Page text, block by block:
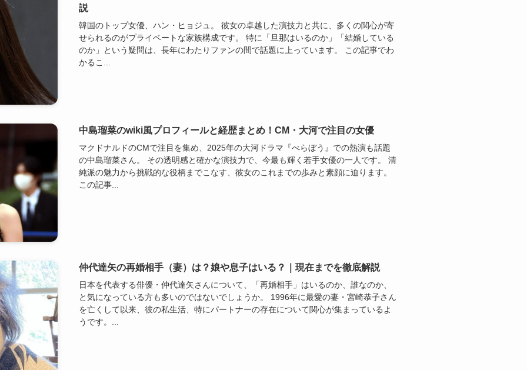
説
韓国のトップ女優、ハン・ヒョジュ。 彼女の卓越した演技力と共に、多くの関心が寄
せられるのがプライベートな家族構成です。 特に「旦那はいるのか」「結婚している
のか」という疑問は、長年にわたりファンの間で話題に上っています。 この記事でわ
かるこ...
中島瑠菜のwiki風プロフィールと経歴まとめ！CM・大河で注目の女優
マクドナルドのCMで注目を集め、2025年の大河ドラマ『べらぼう』での熱演も話題
の中島瑠菜さん。 その透明感と確かな演技力で、今最も輝く若手女優の一人です。 清
純派の魅力から挑戦的な役柄までこなす、彼女のこれまでの歩みと素顔に迫ります。
この記事...
仲代達矢の再婚相手（妻）は？娘や息子はいる？｜現在までを徹底解説
日本を代表する俳優・仲代達矢さんについて、「再婚相手」はいるのか、誰なのか、
と気になっている方も多いのではないでしょうか。 1996年に最愛の妻・宮崎恭子さん
を亡くして以来、彼の私生活、特にパートナーの存在について関心が集まっているよ
うです。...